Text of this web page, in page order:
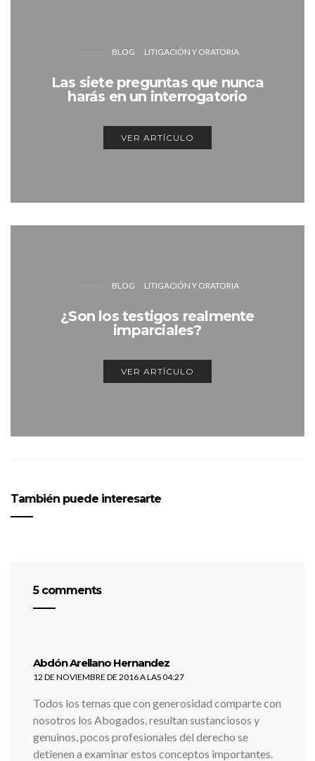
BLOG LITIGACIÓN Y ORATORIA
Las siete preguntas que nunca
harás en un interrogatorio
VER ARTÍCULO
BLOG LITIGACIÓN Y ORATORIA
¿Son los testigos realmente
imparciales?
VER ARTÍCULO
También puede interesarte
5 comments
Abdón Arellano Hernandez
12 DE NOVIEMBRE DE 2016 A LAS 04:27
Todos los temas que con generosidad comparte con
nosotros los Abogados, resultan sustanciosos y
genuinos, pocos profesionales del derecho se
detienen a examinar estos conceptos importantes.